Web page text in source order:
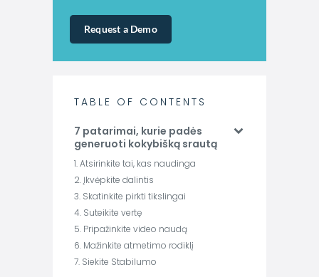
Request a Demo
TABLE OF CONTENTS
7 patarimai, kurie padės
generuoti kokybišką srautą
1. Atsirinkite tai, kas naudinga
2. Įkvėpkite dalintis
3. Skatinkite pirkti tikslingai
4. Suteikite vertę
5. Pripažinkite video naudą
6. Mažinkite atmetimo rodiklį
7. Siekite Stabilumo